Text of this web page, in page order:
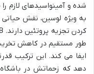
به ویژه لوسین، نقش
طور مستقیم در کاهش
ایفا می کند. این ترکیب
دهد که زحماتش در